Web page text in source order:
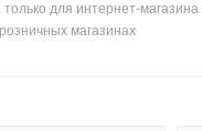
для интернет-
магазинах